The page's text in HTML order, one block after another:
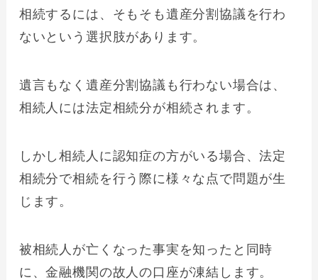
相続するには、そもそも遺産分割協議を行わ
ないという選択肢があります。
遺言もなく遺産分割協議も行わない場合は、
相続人には法定相続分が相続されます。
しかし相続人に認知症の方がいる場合、法定
相続分で相続を行う際に様々な点で問題が生
じます。
被相続人が亡くなった事実を知ったと同時
に、金融機関の故人の口座が凍結します。